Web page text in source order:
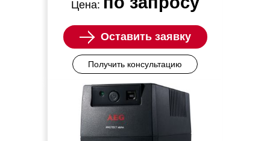
Цена:
Оставить заявку
Получить консультацию